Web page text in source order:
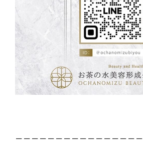
－－－－－－－－－－－－－－－